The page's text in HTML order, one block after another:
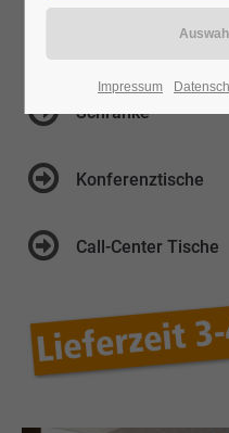
Roll- und
Schränke
Konferenztische
Call-Center Tische
Impressum